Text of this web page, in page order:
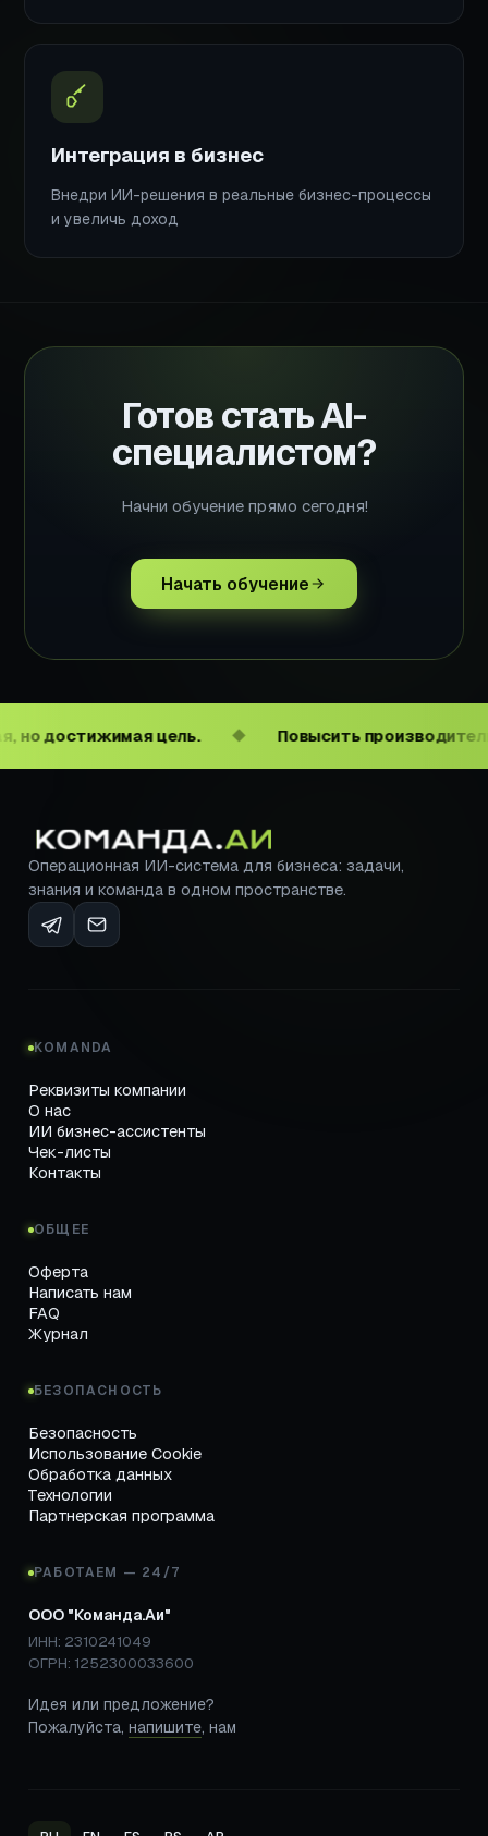
Интеграция в бизнес
Внедри ИИ-решения в реальные бизнес-процессы
и увеличь доход
Готов стать AI-
специалистом?
Начни обучение прямо сегодня!
Начать обучение
достижимая цель. ◆ Повысить
Операционная ИИ-система для бизнеса: задачи,
знания и команда в одном пространстве.
KOMANDA
Реквизиты компании
О нас
ИИ бизнес-ассистенты
Чек-листы
Контакты
ОБЩЕЕ
Оферта
Написать нам
FAQ
Журнал
БЕЗОПАСНОСТЬ
Безопасность
Использование Cookie
Обработка данных
Технологии
Партнерская программа
РАБОТАЕМ — 24/7
ООО "Команда.Аи"
ИНН: 2310241049
ОГРН: 1252300033600
Идея или предложение?
Пожалуйста, напишите, нам